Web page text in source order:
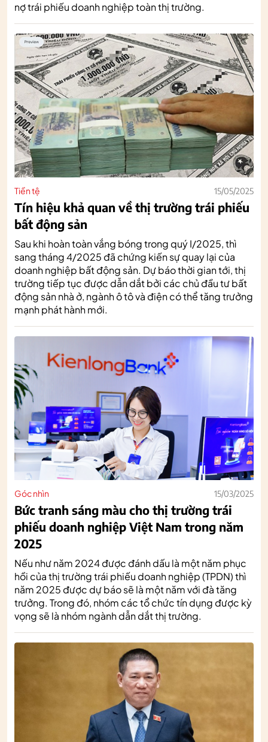
nợ trái phiếu doanh nghiệp toàn thị trường.
Tiền tệ 15/05/2025
Tín hiệu khả quan về thị trường trái phiếu
bất động sản
Sau khi hoàn toàn vắng bóng trong quý I/2025, thì
sang tháng 4/2025 đã chứng kiến sự quay lại của
doanh nghiệp bất động sản. Dự báo thời gian tới, thị
trường tiếp tục được dẫn dắt bởi các chủ đầu tư bất
động sản nhà ở, ngành ô tô và điện có thể tăng trưởng
mạnh phát hành mới.
Góc nhìn 15/03/2025
Bức tranh sáng màu cho thị trường trái
phiếu doanh nghiệp Việt Nam trong năm
2025
Nếu như năm 2024 được đánh dấu là một năm phục
hồi của thị trường trái phiếu doanh nghiệp (TPDN) thì
năm 2025 được dự báo sẽ là một năm với đà tăng
trưởng. Trong đó, nhóm các tổ chức tín dụng được kỳ
vọng sẽ là nhóm ngành dẫn dắt thị trường.